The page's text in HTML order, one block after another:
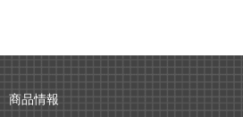
商品情報